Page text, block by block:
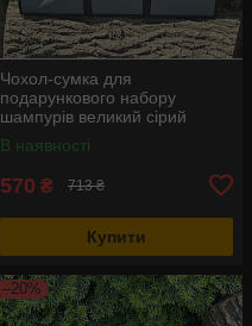
Чохол-сумка для
подарункового набору
шампурів великий сірий
В наявності
570 ₴ 713 ₴
Купити
–20%